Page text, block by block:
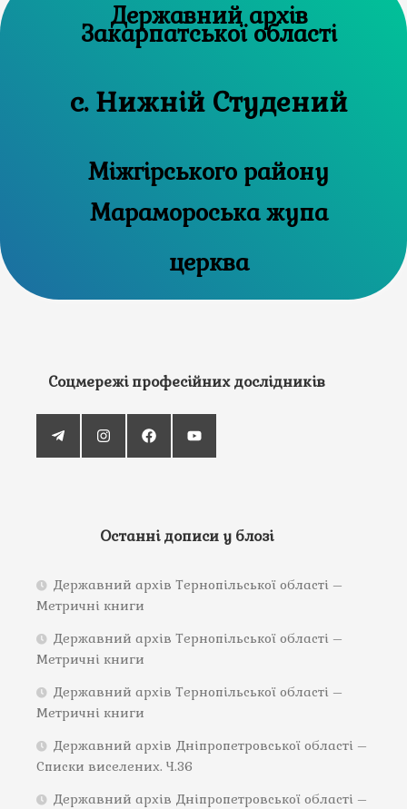
Державний архів
Закарпатської області
с. Нижній Студений
Міжгірського району
Марамороська жупа
церква
Соцмережі професійних дослідників
Останні дописи у блозі
Державний архів Тернопільської області –
Метричні книги
Державний архів Тернопільської області –
Метричні книги
Державний архів Тернопільської області –
Метричні книги
Державний архів Дніпропетровської області –
Списки виселених. Ч.36
Державний архів Дніпропетровської області –